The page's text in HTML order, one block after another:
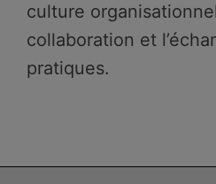
culture
collaboration et
pratiques.